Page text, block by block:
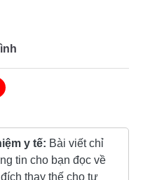
y tế: Bài viết chỉ
tin cho bạn đọc về
thay thế cho tư